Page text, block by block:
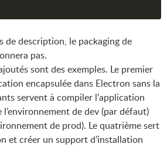
de description, le packaging de
pas.
sont des exemples. Le premier
encapsulée dans Electron sans la
servent à compiler l’application
de dev (par défaut)
de prod). Le quatrième sert
et créer un support d’installation